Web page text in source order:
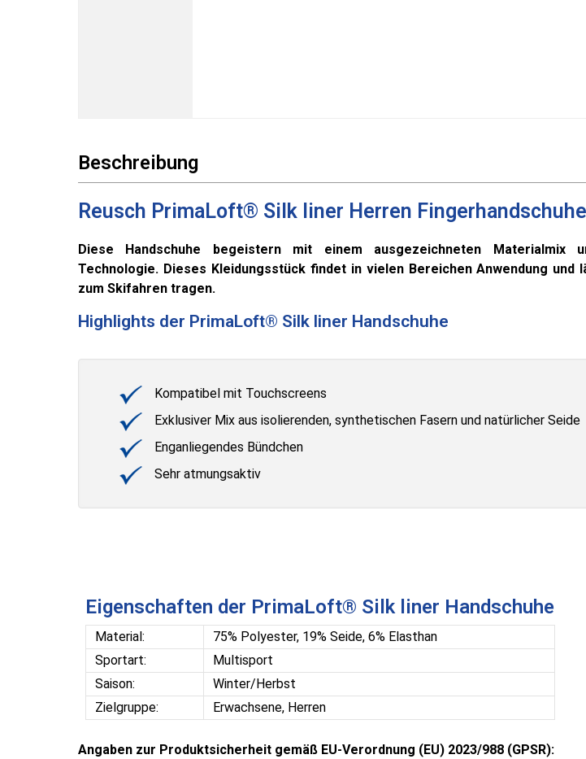
Beschreibung
Reusch PrimaLoft® Silk liner Herren Fingerhandschuhe
Diese Handschuhe begeistern mit einem ausgezeichneten Materialmix
Technologie. Dieses Kleidungsstück findet in vielen Bereichen Anwendung und
zum Skifahren tragen.
Highlights der PrimaLoft® Silk liner Handschuhe
Kompatibel mit Touchscreens
Exklusiver Mix aus isolierenden, synthetischen Fasern und natürlicher Seide
Enganliegendes Bündchen
Sehr atmungsaktiv
Eigenschaften der PrimaLoft® Silk liner Handschuhe
Material:
75% Polyester, 19% Seide, 6% Elasthan
Sportart:
Multisport
Saison:
Winter/Herbst
Zielgruppe:
Erwachsene, Herren
Angaben zur Produktsicherheit gemäß EU-Verordnung (EU) 2023/988 (GPSR):